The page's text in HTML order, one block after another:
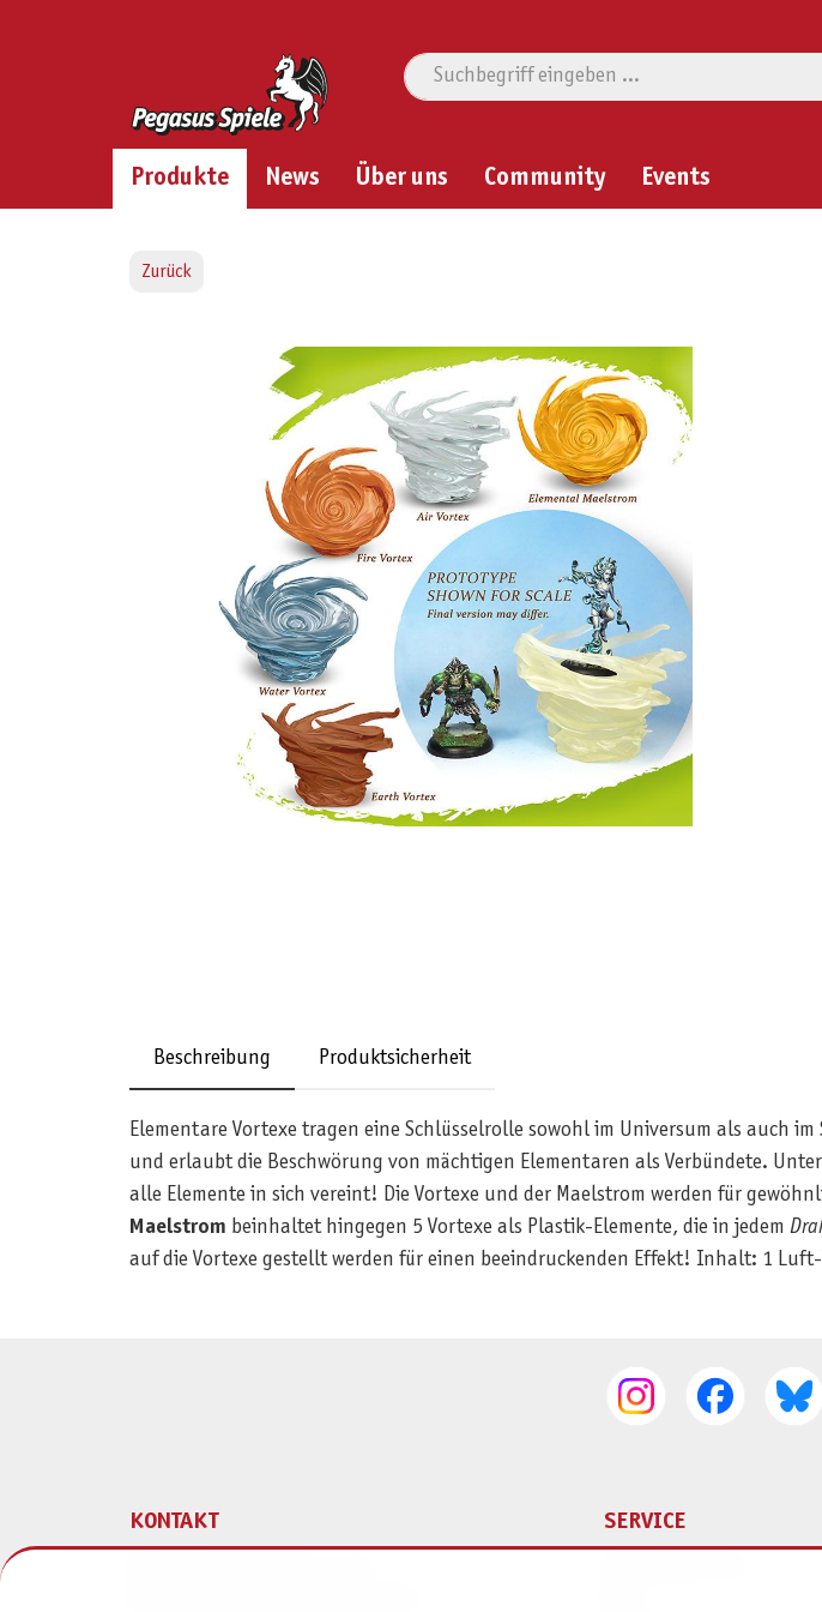
Produkte News Über uns Community Events
Zurück
Bildergalerie überspringen
Beschreibung Produktsicherheit
Elementare Vortexe tragen eine Schlüsselrolle sowohl im Universum als auch im
und erlaubt die Beschwörung von mächtigen Elementaren als Verbündete.
alle Elemente in sich vereint! Die Vortexe und der Maelstrom werden für
Maelstrom beinhaltet hingegen 5 Vortexe als Plastik-Elemente, die in jedem
auf die Vortexe gestellt werden für einen beeindruckenden Effekt! Inhalt: 1
KONTAKT SERVICE